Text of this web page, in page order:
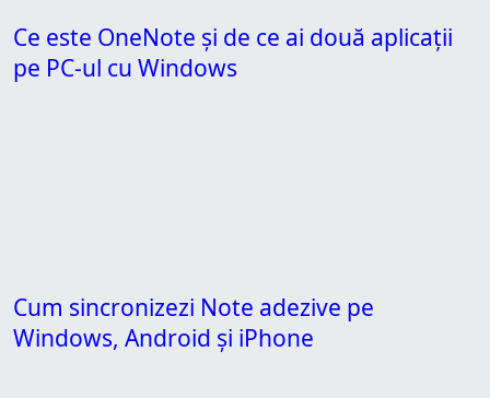
Ce este OneNote și de ce ai două aplicații
pe PC-ul cu Windows
Cum sincronizezi Note adezive pe
Windows, Android și iPhone